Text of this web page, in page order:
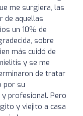
me surgiera, las
de aquellas
un 10% de
sobre
más cuidó de
y se me
de tratar
por su
profesional. Pero
y viejito a casa